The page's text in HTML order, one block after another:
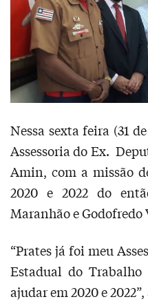
Nessa sexta feira (31
Assessoria do Ex.
Amin, com a missão
2020 e 2022 do
Maranhão e Godofredo
“Prates já foi meu
Estadual do
ajudar em 2020 e